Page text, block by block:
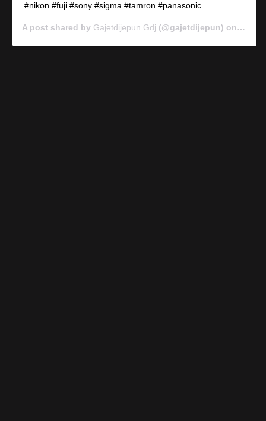
#nikon #fuji #sony #sigma #tamron #panasonic
A post shared by Gajetdijepun Gdj (@gajetdijepun) on Jan 7,